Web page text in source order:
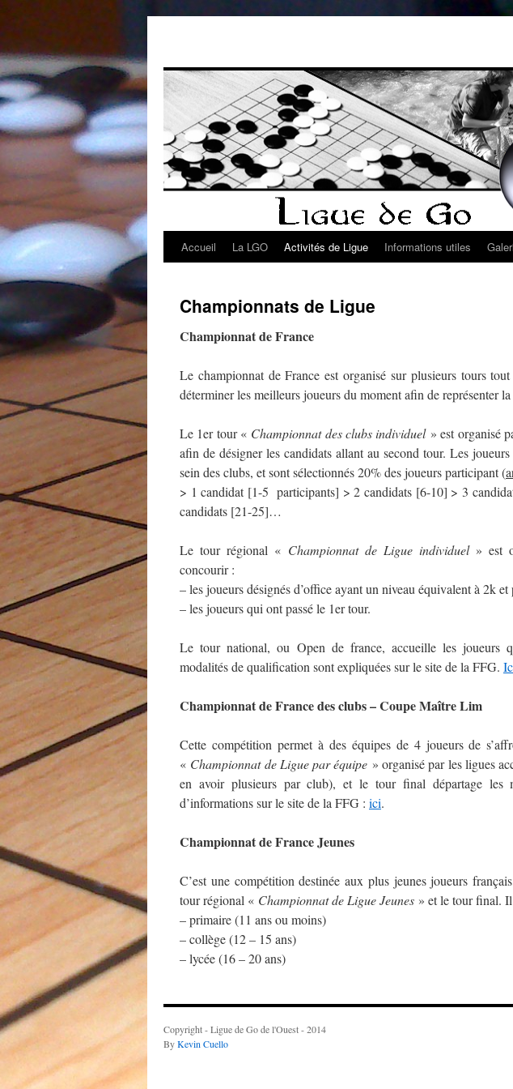
Accueil La LGO Activités de Ligue Informations utiles
Championnats de Ligue
Championnat de France
Le championnat de France est organisé sur plusieurs tours
déterminer les meilleurs joueurs du moment afin de représenter
Le 1er tour « Championnat des clubs individuel» est organisé
afin de désigner les candidats allant au second tour. Les
sein des clubs, et sont sélectionnés 20% des joueurs participant (
> 1 candidat [1-5 participants] > 2 candidats [6-10] > 3
candidats [21-25]…
Le tour régional « Championnat de Ligue individuel» est
concourir :
– les joueurs désignés d’office ayant un niveau équivalent à 2k et
– les joueurs qui ont passé le 1er tour.
Le tour national, ou Open de france, accueille les joueurs
modalités de qualification sont expliquées sur le site de la FFG.
Championnat de France des clubs – Coupe Maître Lim
Cette compétition permet à des équipes de 4 joueurs de
« Championnat de Ligue par équipe » organisé par les ligues
en avoir plusieurs par club), et le tour final départage les
d’informations sur le site de la FFG : ici.
Championnat de France Jeunes
C’est une compétition destinée aux plus jeunes joueurs
tour régional « Championnat de Ligue Jeunes » et le tour final.
– primaire (11 ans ou moins)
– collège (12 – 15 ans)
– lycée (16 – 20 ans)
Copyright - Ligue de Go de l'Ouest - 2014
ByKevin Cuello